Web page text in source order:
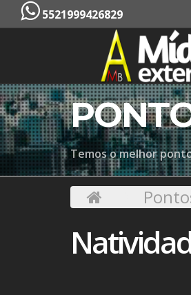
5521999426829
Temos o melhor